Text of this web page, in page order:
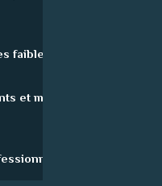
faiblesses ?
et mes
?